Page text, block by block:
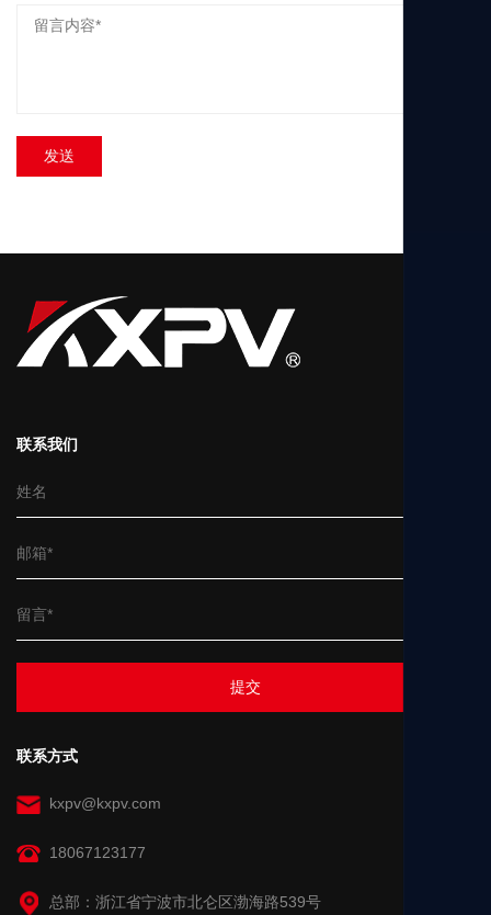
联系方式
kxpv@kxpv.com
18067123177
总部：浙江省宁波市北仑区渤海路539号
联系我们
提交